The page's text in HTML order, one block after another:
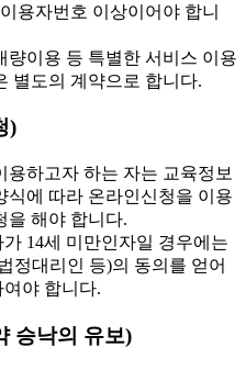
용자번호 이상이어야 합니
이용 등 특별한 서비스 이용
별도의 계약으로 합니다.
)
하고자 하는 자는 교육정보
식에 따라 온라인신청을 이용
을 해야 합니다.
14세 미만인자일 경우에는
정대리인 등)의 동의를 얻어
야 합니다.
승낙의 유보)